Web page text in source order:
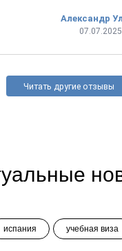
Александр
Читать другие отзывы
испания учебная виза